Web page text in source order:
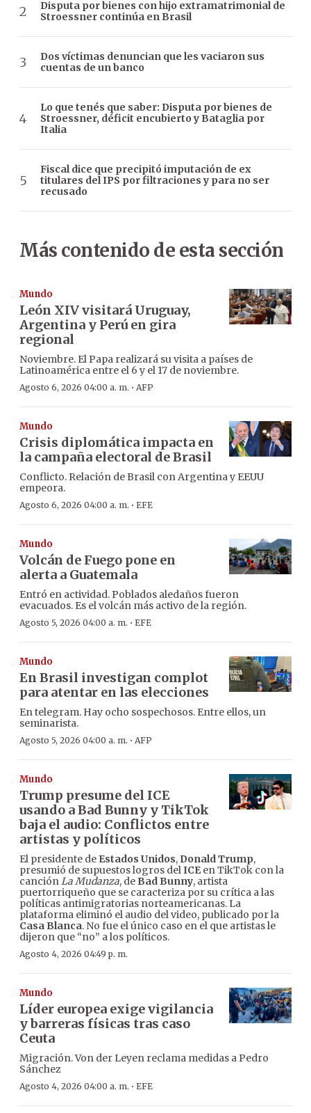
Disputa por bienes con hijo extramatrimonial de
Stroessner continúa en Brasil
Dos víctimas denuncian que les vaciaron sus
cuentas de un banco
Lo que tenés que saber: Disputa por bienes de
Stroessner, déficit encubierto y Bataglia por
Italia
Fiscal dice que precipitó imputación de ex
titulares del IPS por filtraciones y para no ser
recusado
Más contenido de esta sección
Mundo
León XIV visitará Uruguay,
Argentina y Perú en gira
regional
Noviembre. El Papa realizará su visita a países de
Latinoamérica entre el 6 y el 17 de noviembre.
Agosto 6, 2026 04:00 a. m. · AFP
Mundo
Crisis diplomática impacta en
la campaña electoral de Brasil
Conflicto. Relación de Brasil con Argentina y EEUU
empeora.
Agosto 6, 2026 04:00 a. m. · EFE
Mundo
Volcán de Fuego pone en
alerta a Guatemala
Entró en actividad. Poblados aledaños fueron
evacuados. Es el volcán más activo de la región.
Agosto 5, 2026 04:00 a. m. · EFE
Mundo
En Brasil investigan complot
para atentar en las elecciones
En telegram. Hay ocho sospechosos. Entre ellos, un
seminarista.
Agosto 5, 2026 04:00 a. m. · AFP
Mundo
Trump presume del ICE
usando a Bad Bunny y TikTok
baja el audio: Conflictos entre
artistas y políticos
El presidente de Estados Unidos, Donald Trump,
presumió de supuestos logros delICE en TikTok con la
canciónLa Mudanza, de Bad Bunny, artista
puertorriqueño que se caracteriza por su crítica a las
políticas antimigratorias norteamericanas. La
plataforma eliminó el audio del video, publicado por la
Casa Blanca. No fue el único caso en el que artistas le
dijeron que “no” a los políticos.
Agosto 4, 2026 04:49 p. m.
Mundo
Líder europea exige vigilancia
y barreras físicas tras caso
Ceuta
Migración. Von der Leyen reclama medidas a Pedro
Sánchez
Agosto 4, 2026 04:00 a. m. · EFE